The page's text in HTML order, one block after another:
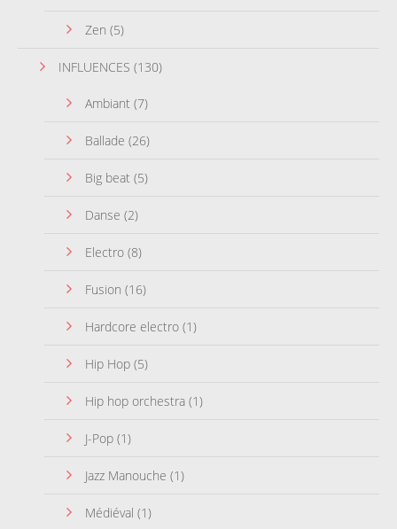
Zen (5)
INFLUENCES (130)
Ambiant (7)
Ballade (26)
Big beat (5)
Danse (2)
Electro (8)
Fusion (16)
Hardcore electro (1)
Hip Hop (5)
Hip hop orchestra (1)
J-Pop (1)
Jazz Manouche (1)
Médiéval (1)